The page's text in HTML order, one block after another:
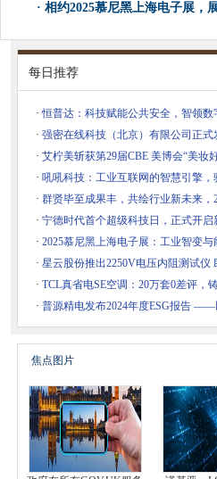
· 相约2025慕尼黑上海电子展，
每日推荐
·恒普达：科技赋能公共安全，智领数
· 强密在线科技（北京）有限公司正式
· 艾柠美斩获第29届CBE 美博会“美妆
· 吼吼科技：工业互联网的智慧引擎，
· 群贤毕至成果丰，共绘行业新未来，
· 宁德时代首个超级科技日，正式开启
· 2025慕尼黑上海电子展：工业智变与
· 星云股份推出2250V电压内阻测试仪
· TCL真省电SE空调：20万套0差评，
· 普源精电发布2024年度ESG报告
焦点图片